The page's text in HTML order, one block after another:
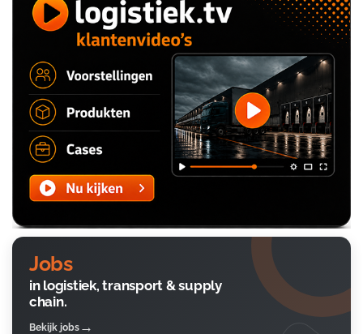
Jobs
in logistiek, transport & supply
chain.
Bekijk jobs